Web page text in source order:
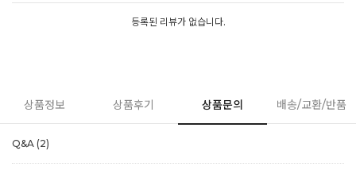
등록된 리뷰가 없습니다.
상품정보 상품후기 상품문의 배송/교환/반품
Q&A (2)